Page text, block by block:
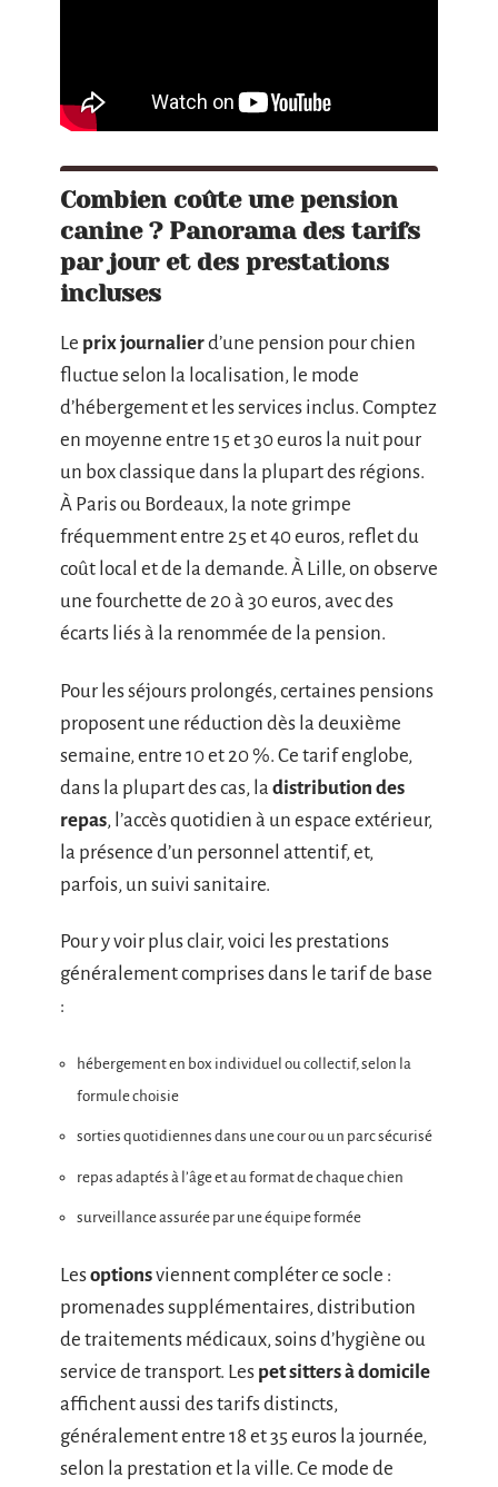
Combien coûte une pension
canine ? Panorama des tarifs
par jour et des prestations
incluses
Le prix journalierd’une pension pour chien
fluctue selon la localisation, le mode
d’hébergement et les services inclus. Comptez
en moyenne entre 15 et 30 euros la nuit pour
un box classique dans la plupart des régions.
À Paris ou Bordeaux, la note grimpe
fréquemment entre 25 et 40 euros, reflet du
coût local et de la demande. À Lille, on observe
une fourchette de 20 à 30 euros, avec des
écarts liés à la renommée de la pension.
Pour les séjours prolongés, certaines pensions
proposent une réduction dès la deuxième
semaine, entre 10 et 20 %. Ce tarif englobe,
dans la plupart des cas, la distribution des
repas, l’accès quotidien à un espace extérieur,
la présence d’un personnel attentif, et,
parfois, un suivi sanitaire.
Pour y voir plus clair, voici les prestations
généralement comprises dans le tarif de base
:
hébergement en box individuel ou collectif, selon la
formule choisie
sorties quotidiennes dans une cour ou un parc sécurisé
repas adaptés à l’âge et au format de chaque chien
surveillance assurée par une équipe formée
Lesoptionsviennent compléter ce socle :
promenades supplémentaires, distribution
de traitements médicaux, soins d’hygiène ou
service de transport. Les pet sitters à domicile
affichent aussi des tarifs distincts,
généralement entre 18 et 35 euros la journée,
selon la prestation et la ville. Ce mode de